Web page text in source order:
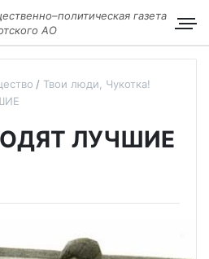
газета
АО
Твои люди, Чукотка!
ЛУЧШИЕ